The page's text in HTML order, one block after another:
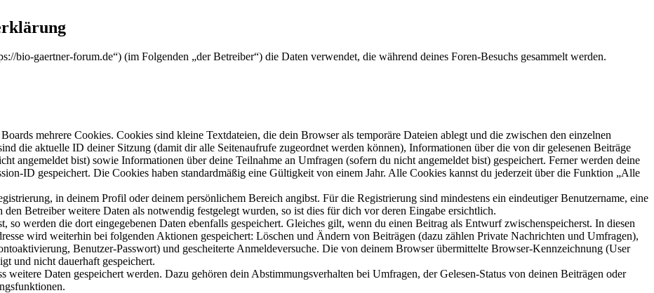
bio-gaertner-forum.de“) (im Folgenden „der Betreiber“) die Daten verwendet, die während deines Foren-Besuchs gesammelt werden.
mehrere Cookies. Cookies sind kleine Textdateien, die dein Browser als temporäre Dateien ablegt und die zwischen den einzelnen
die aktuelle ID deiner Sitzung (damit dir alle Seitenaufrufe zugeordnet werden können), Informationen über die von dir gelesenen Beiträge
angemeldet bist) sowie Informationen über deine Teilnahme an Umfragen (sofern du nicht angemeldet bist) gespeichert. Ferner werden deine
ID gespeichert. Die Cookies haben standardmäßig eine Gültigkeit von einem Jahr. Alle Cookies kannst du jederzeit über die Funktion „Alle
in deinem Profil oder deinem persönlichem Bereich angibst. Für die Registrierung sind mindestens ein eindeutiger Benutzername, eine
Betreiber weitere Daten als notwendig festgelegt wurden, so ist dies für dich vor deren Eingabe ersichtlich.
so werden die dort eingegebenen Daten ebenfalls gespeichert. Gleiches gilt, wenn du einen Beitrag als Entwurf zwischenspeicherst. In diesen
wird weiterhin bei folgenden Aktionen gespeichert: Löschen und Ändern von Beiträgen (dazu zählen Private Nachrichten und Umfragen),
Benutzer-Passwort) und gescheiterte Anmeldeversuche. Die von deinem Browser übermittelte Browser-Kennzeichnung (User
und nicht dauerhaft gespeichert.
weitere Daten gespeichert werden. Dazu gehören dein Abstimmungsverhalten bei Umfragen, der Gelesen-Status von deinen Beiträgen oder